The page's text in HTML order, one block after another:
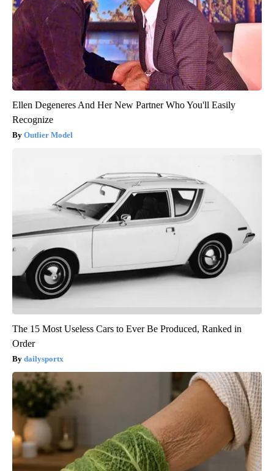
Ellen Degeneres And Her New Partner Who You'll Easily
Recognize
Outlier Model
The 15 Most Useless Cars to Ever Be Produced, Ranked in
Order
dailysportx